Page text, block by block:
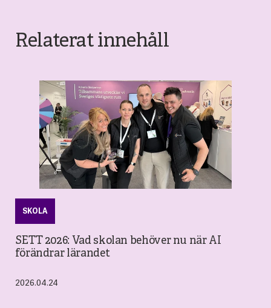
Relaterat innehåll
SKOLA
SETT 2026: Vad skolan behöver nu när AI
förändrar lärandet
2026.04.24